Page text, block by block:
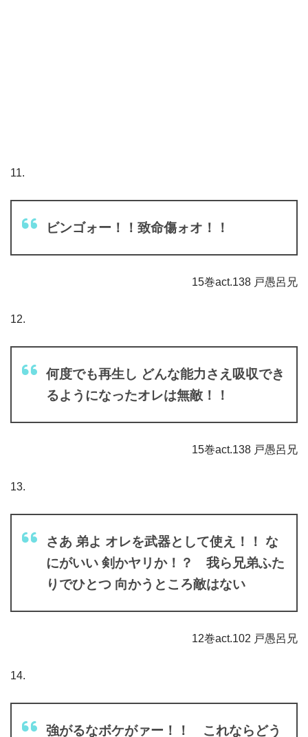
11.
ビンゴォー！！致命傷ォオ！！
15巻act.138 戸愚呂兄
12.
何度でも再生し どんな能力さえ吸収でき
るようになったオレは無敵！！
15巻act.138 戸愚呂兄
13.
さあ 弟よ オレを武器として使え！！ な
にがいい 剣かヤリか！？ 我ら兄弟ふた
りでひとつ 向かうところ敵はない
12巻act.102 戸愚呂兄
14.
強がるなボケがァー！！ これならどう